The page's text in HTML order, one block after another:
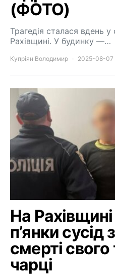
(ФОТО)
Трагедія сталася вдень
Рахівщині. У будинку —…
Купріян Володимир 2025-08-07
На Рахівщині
п’янки сусід
смерті
чарці